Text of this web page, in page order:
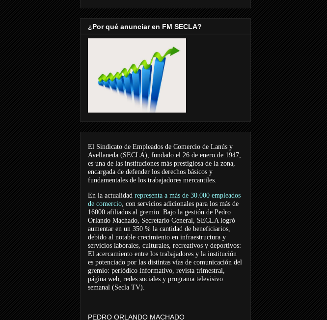
¿Por qué anunciar en FM SECLA?
El Sindicato de Empleados de Comercio de Lanús y
Avellaneda (SECLA), fundado el 26 de enero de 1947,
es una de las instituciones más prestigiosa de la zona,
encargada de defender los derechos básicos y
fundamentales de los trabajadores mercantiles.
En la actualidad representa a más de 30.000 empleados
de comercio, con servicios adicionales para los más de
16000 afiliados al gremio. Bajo la gestión de Pedro
Orlando Machado, Secretario General, SECLA logró
aumentar en un 350 % la cantidad de beneficiarios,
debido al notable crecimiento en infraestructura y
servicios laborales, culturales, recreativos y deportivos:
El acercamiento entre los trabajadores y la institución
es potenciado por las distintas vías de comunicación del
gremio: periódico informativo, revista trimestral,
página web, redes sociales y programa televisivo
semanal (Secla TV).
PEDRO ORLANDO MACHADO